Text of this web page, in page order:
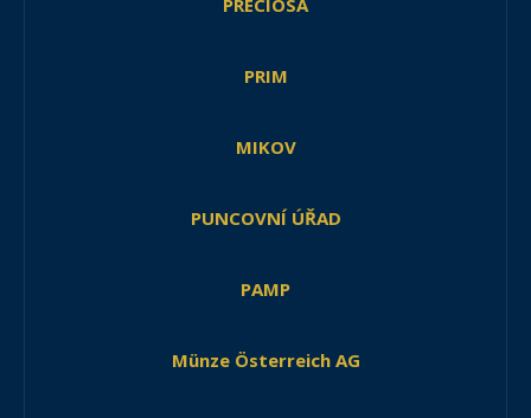
PRECIOSA
PRIM
MIKOV
PUNCOVNÍ ÚŘAD
PAMP
Münze Österreich AG